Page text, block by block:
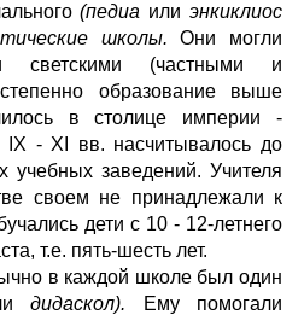
(педиа илиэнкиклиос
школы.Они могли
светскими (частными и
образование выше
в столице империи -
IX - XI вв. насчитывалось до
учебных заведений. Учителя
своем не принадлежали к
дети с 10 - 12-летнего
т.е. пять-шесть лет.
в каждой школе был один
дидаскол).
Ему помогали